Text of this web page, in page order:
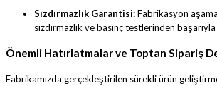
Sızdırmazlık Garantisi:Fabrikasyon
sızdırmazlık ve basınç testlerinden
Önemli Hatırlatmalar ve Toptan Sipariş
Fabrikamızda gerçekleştirilen sürekli ürün